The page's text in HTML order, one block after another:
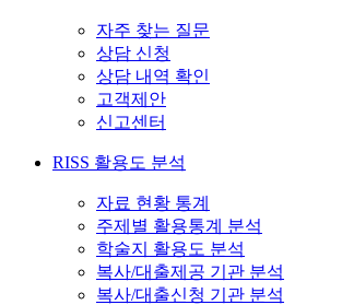
자주 찾는 질문
상담 신청
상담 내역 확인
고객제안
신고센터
RISS 활용도 분석
자료 현황 통계
주제별 활용통계 분석
학술지 활용도 분석
복사/대출제공 기관 분석
복사/대출신청 기관 분석